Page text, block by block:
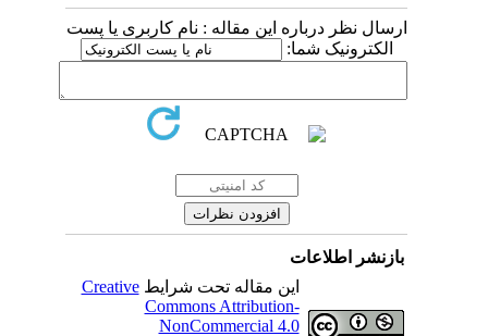
ارسال نظر درباره این مقاله : نام کاربری یا پست
الکترونیک شما:
بازنشر اطلاعات
این مقاله تحت شرایطCreative
Commons Attribution-
NonCommercial 4.0